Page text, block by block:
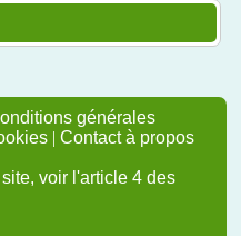
générales
| Contact à propos
voir l'article 4 des